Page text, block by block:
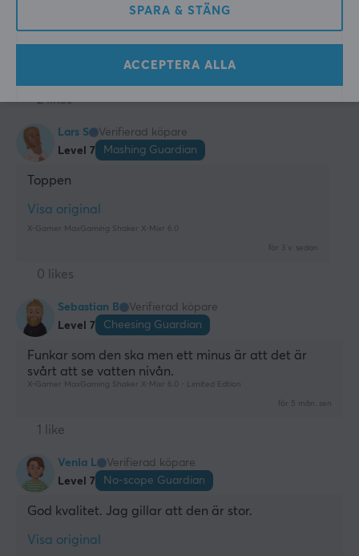
vanligt för shakers...
Släcker törsten om du fyllt den korrekt
2 likes
Lars S
Verifierad köpare
Level 7
Mashing Guardian
Toppen
Visa original
X-Gamer MaxGaming Shaker X-Mixr 6.0
för 3 v. sedan
0 likes
Sebastian B
Verifierad köpare
Level 7
Cheesing Guardian
Funkar som den ska men ett minus är att det är
svårt att se vatten nivån.
X-Gamer MaxGaming Shaker X-Mixr 6.0 - Limited Edtion
för 5 mån. sen
1 like
Venla L
Verifierad köpare
Level 7
No-scope Guardian
God kvalitet. Jag gillar att den är stor.
Visa original
SPARA & STÄNG
ACCEPTERA ALLA